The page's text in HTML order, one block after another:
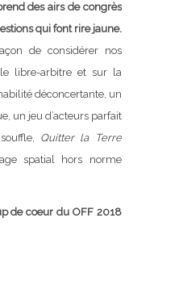
des airs de congrès
qui font rire jaune.
de considérer nos
libre-arbitre et sur la
déconcertante, un
un jeu d’acteurs parfait
Quitter la Terre
spatial hors norme
de coeur du OFF 2018